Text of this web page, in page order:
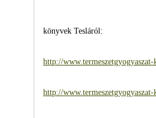
könyvek Tesláról:
http://
http://